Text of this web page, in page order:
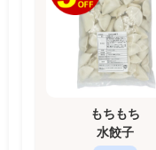
もちもち
水餃子